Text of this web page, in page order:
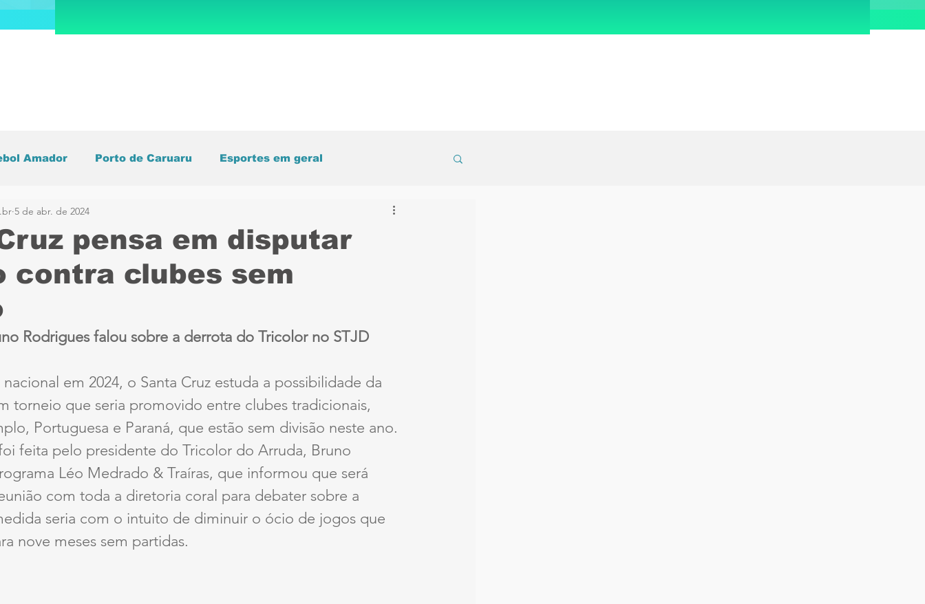
Amador Porto de Caruaru Esportes em geral
do Mundo Central de Caruaru
Sport Série B ciclismo parapan Destaque
Jogos Escolares Retrô CBF Arbitragem
Copa do Brasil Copa América
pensa em disputar
contra clubes sem
5 de abr. de 2024
Rodrigues falou sobre a derrota do Tricolor no STJD
em 2024, o Santa Cruz estuda a possibilidade da
torneio que seria promovido entre clubes tradicionais,
Portuguesa e Paraná, que estão sem divisão neste ano.
feita pelo presidente do Tricolor do Arruda, Bruno
Léo Medrado & Traíras, que informou que será
com toda a diretoria coral para debater sobre a
seria com o intuito de diminuir o ócio de jogos que
nove meses sem partidas.